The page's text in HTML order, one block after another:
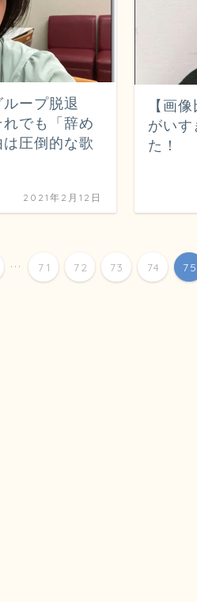
ープ脱退
れでも「辞め
圧倒的な歌
2021年2月12日
【画
がい
た！
... 71 72 73 74 75